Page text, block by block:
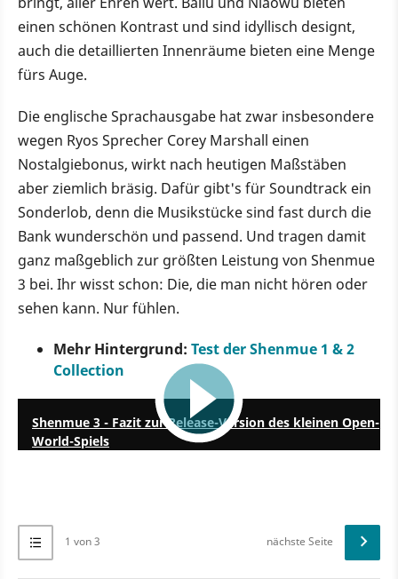
einen schönen Kontrast und sind idyllisch designt,
auch die detaillierten Innenräume bieten eine Menge
fürs Auge.
Die englische Sprachausgabe hat zwar insbesondere
wegen Ryos Sprecher Corey Marshall einen
Nostalgiebonus, wirkt nach heutigen Maßstäben
aber ziemlich bräsig. Dafür gibt's für Soundtrack ein
Sonderlob, denn die Musikstücke sind fast durch die
Bank wunderschön und passend. Und tragen damit
ganz maßgeblich zur größten Leistung von Shenmue
3 bei. Ihr wisst schon: Die, die man nicht hören oder
sehen kann. Nur fühlen.
Mehr Hintergrund: Test der Shenmue 1 & 2
Collection
Shenmue 3 - Fazit zur Release-Version des kleinen Open-
World-Spiels
1 von 3 nächste Seite